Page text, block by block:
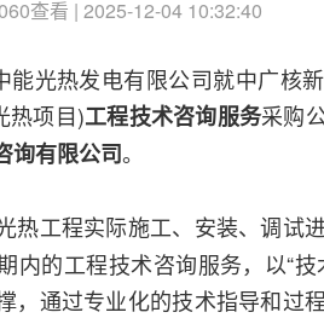
查看 | 2025-12-04 10:32:40
能光热发电有限公司就中广核
热项目)工程技术咨询服务采购
询有限公司。
热工程实际施工、安装、调试
内的工程技术咨询服务，以“
，通过专业化的技术指导和过